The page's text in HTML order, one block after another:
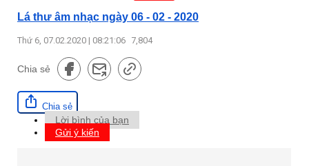
Lá thư âm nhạc ngày 06 - 02 - 2020
Thứ 6, 07.02.2020 | 08:21:06 7,804
Chia sẻ
Chia sẻ
Lời bình của bạn
Gửi ý kiến